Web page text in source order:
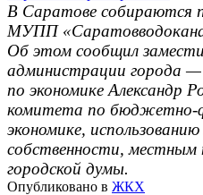
В Саратове собираются
МУПП
Об этом сообщил
администрации города
по экономике Александр
комитета по бюджетно-
экономике,
собственности, местным
городской думы.
Опубликовано в ЖКХ